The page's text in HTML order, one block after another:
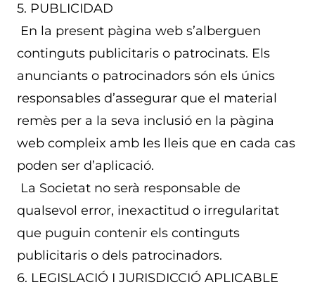
5. PUBLICIDAD
En la present pàgina web s’alberguen
continguts publicitaris o patrocinats. Els
anunciants o patrocinadors són els únics
responsables d’assegurar que el material
remès per a la seva inclusió en la pàgina
web compleix amb les lleis que en cada cas
poden ser d’aplicació.
La Societat no serà responsable de
qualsevol error, inexactitud o irregularitat
que puguin contenir els continguts
publicitaris o dels patrocinadors.
6. LEGISLACIÓ I JURISDICCIÓ APLICABLE